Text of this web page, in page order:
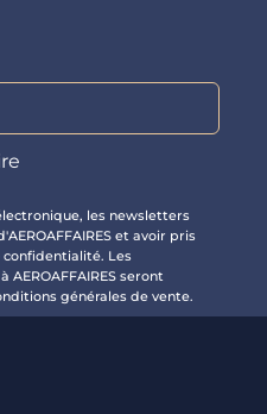
les newsletters
et avoir pris
Les
seront
générales de vente.